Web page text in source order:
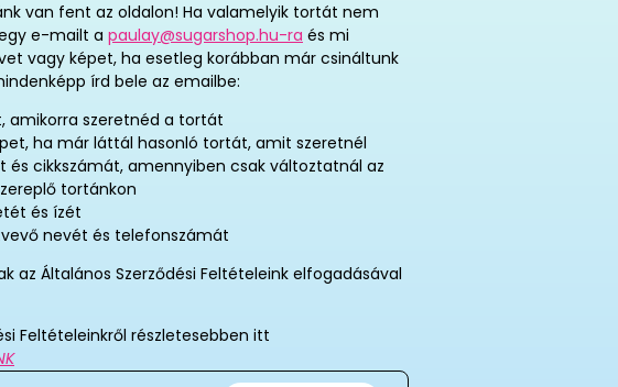
van fent az oldalon! Ha valamelyik tortát nem
e-mailt a paulay@sugarshop.hu-ra és mi
vagy képet, ha esetleg korábban már csináltunk
írd bele az emailbe:
amikorra szeretnéd a tortát
ha már láttál hasonló tortát, amit szeretnél
és cikkszámát, amennyiben csak változtatnál az
tortánkon
és ízét
nevét és telefonszámát
az Általános Szerződési Feltételeink elfogadásával
Feltételeinkről részletesebben itt